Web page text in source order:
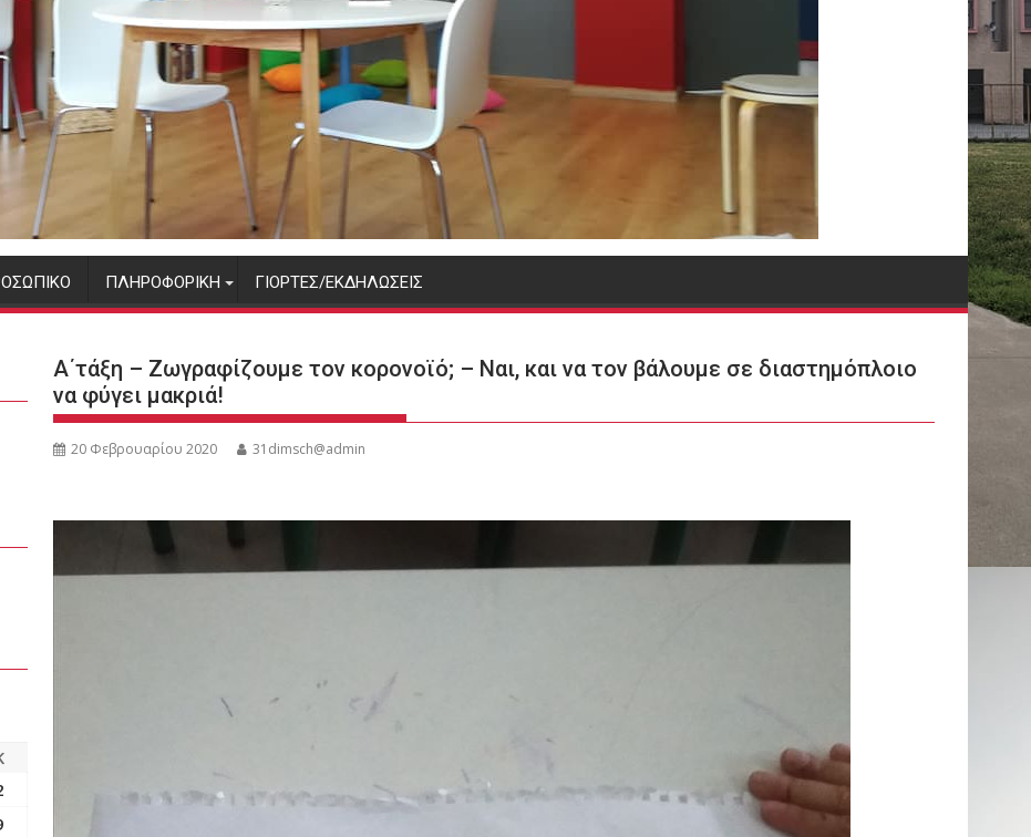
ΠΛΗΡΟΦΟΡΙΚΉ ΓΙΟΡΤΈΣ/ΕΚΔΗΛΏΣΕΙΣ
Α΄τάξη – Ζωγραφίζουμε τον κορονοϊό; – Ναι, και να τον βάλουμε σε διαστημόπλοιο
να φύγει μακριά!
20 Φεβρουαρίου 2020 31dimsch@admin